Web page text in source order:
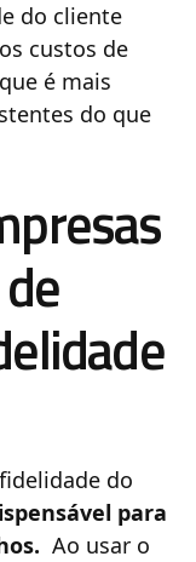
do cliente
custos de
é mais
do que
do
para
Ao usar o